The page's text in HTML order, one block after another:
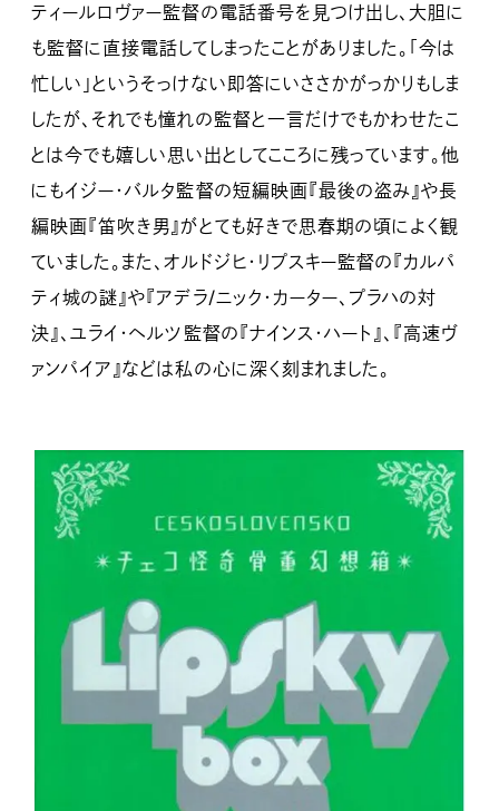
ティールロヴァー監督の電話番号を見つけ出し、大胆に
も監督に直接電話してしまったことがありました。「今は
忙しい」というそっけない即答にいささかがっかりもしま
したが、それでも憧れの監督と一言だけでもかわせたこ
とは今でも嬉しい思い出としてこころに残っています。他
にもイジー・バルタ監督の短編映画『最後の盗み』や長
編映画『笛吹き男』がとても好きで思春期の頃によく観
ていました。また、オルドジヒ・リプスキー監督の『カルパ
ティ城の謎』や『アデラ/ニック・カーター、プラハの対
決』、ユライ・ヘルツ監督の『ナインス・ハート』、『高速ヴ
ァンパイア』などは私の心に深く刻まれました。